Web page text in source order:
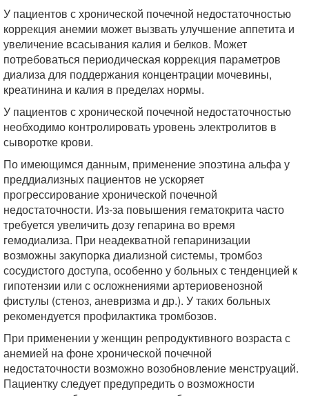
У пациентов с хронической почечной недостаточностью
коррекция анемии может вызвать улучшение аппетита и
увеличение всасывания калия и белков. Может
потребоваться периодическая коррекция параметров
диализа для поддержания концентрации мочевины,
креатинина и калия в пределах нормы.
У пациентов с хронической почечной недостаточностью
необходимо контролировать уровень электролитов в
сыворотке крови.
По имеющимся данным, применение эпоэтина альфа у
преддиализных пациентов не ускоряет
прогрессирование хронической почечной
недостаточности. Из-за повышения гематокрита часто
требуется увеличить дозу гепарина во время
гемодиализа. При неадекватной гепаринизации
возможны закупорка диализной системы, тромбоз
сосудистого доступа, особенно у больных с тенденцией к
гипотензии или с осложнениями артериовенозной
фистулы (стеноз, аневризма и др.). У таких больных
рекомендуется профилактика тромбозов.
При применении у женщин репродуктивного возраста с
анемией на фоне хронической почечной
недостаточности возможно возобновление менструаций.
Пациентку следует предупредить о возможности